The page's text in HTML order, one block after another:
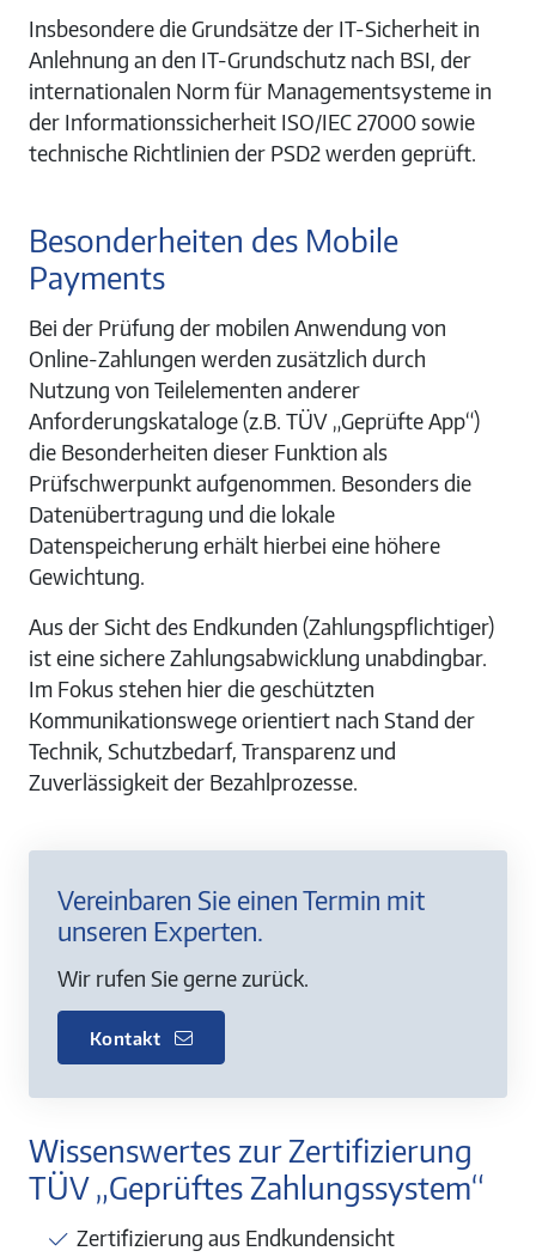
Insbesondere die Grundsätze der IT-Sicherheit in
Anlehnung an den IT-Grundschutz nach BSI, der
internationalen Norm für Managementsysteme in
der Informationssicherheit ISO/IEC 27000 sowie
technische Richtlinien der PSD2 werden geprüft.
Besonderheiten des Mobile
Payments
Bei der Prüfung der mobilen Anwendung von
Online-Zahlungen werden zusätzlich durch
Nutzung von Teilelementen anderer
Anforderungskataloge (z.B. TÜV „Geprüfte App“)
die Besonderheiten dieser Funktion als
Prüfschwerpunkt aufgenommen. Besonders die
Datenübertragung und die lokale
Datenspeicherung erhält hierbei eine höhere
Gewichtung.
Aus der Sicht des Endkunden (Zahlungspflichtiger)
ist eine sichere Zahlungsabwicklung unabdingbar.
Im Fokus stehen hier die geschützten
Kommunikationswege orientiert nach Stand der
Technik, Schutzbedarf, Transparenz und
Zuverlässigkeit der Bezahlprozesse.
Vereinbaren Sie einen Termin mit
unseren Experten.
Wir rufen Sie gerne zurück.
Kontakt
Wissenswertes zur Zertifizierung
TÜV „Geprüftes Zahlungssystem“
Zertifizierung aus Endkundensicht